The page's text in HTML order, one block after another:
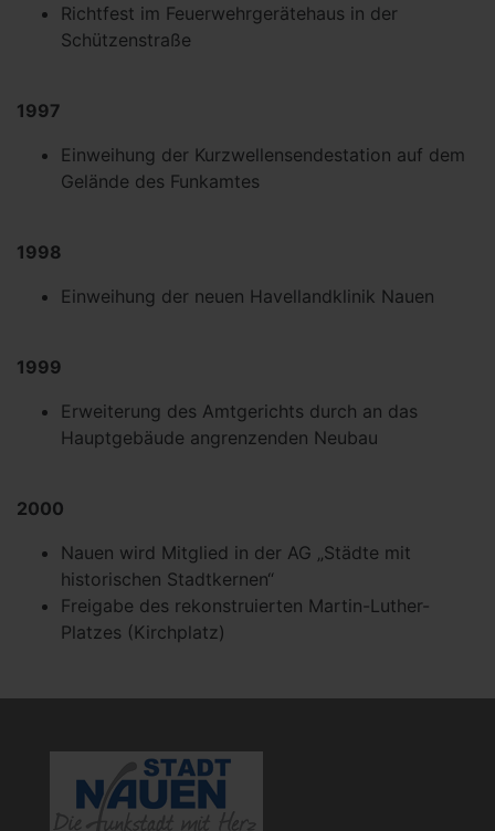
Richtfest im Feuerwehrgerätehaus in der
Schützenstraße
1997
Einweihung der Kurzwellensendestation auf dem
Gelände des Funkamtes
1998
Einweihung der neuen Havellandklinik Nauen
1999
Erweiterung des Amtgerichts durch an das
Hauptgebäude angrenzenden Neubau
2000
Nauen wird Mitglied in der AG „Städte mit
historischen Stadtkernen“
Freigabe des rekonstruierten Martin-Luther-
Platzes (Kirchplatz)